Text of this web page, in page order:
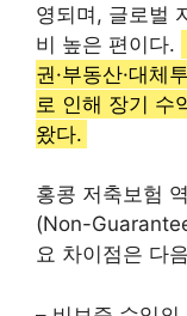
영되며, 글로벌
비 높은 편이다.
권·부동산·대체
로 인해 장기 수
왔다.
홍콩 저축보험
(Non-
요 차이점은 다